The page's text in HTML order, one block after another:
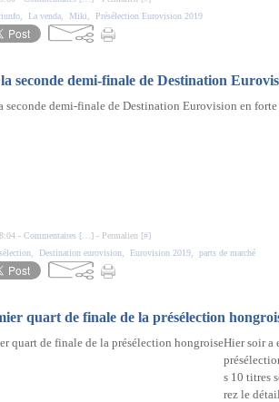
La venda Miki Présélection Eurovision 2019
seconde demi-finale de Destination
- Commentaires [ ] - Permalien [#]
Destination eurovision Eurovision 2019 parts de marché
quart de finale de la présélection
Hier soir a
s 10 titres
rez le